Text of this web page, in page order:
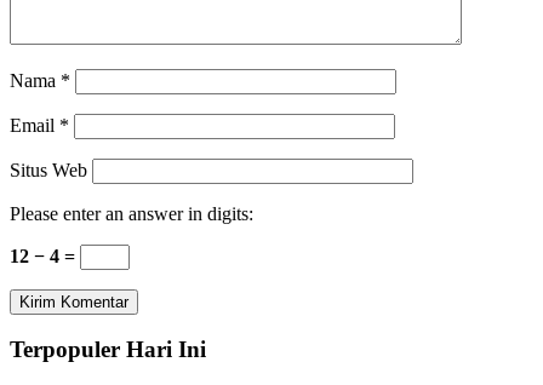
Nama *
Email *
Situs Web
Please enter an answer in digits:
12 − 4 =
Terpopuler Hari Ini